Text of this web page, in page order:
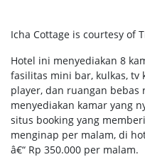
Icha Cottage is courtesy of
Hotel ini menyediakan 8
fasilitas mini bar, kulkas, tv
player, dan ruangan bebas
menyediakan kamar yang
situs booking yang
menginap per malam, di
â€“ Rp 350.000 per malam.